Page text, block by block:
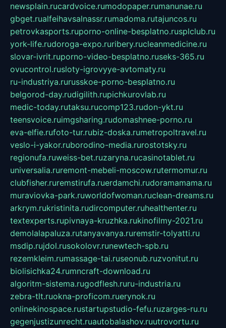
newsplain.rucardvoice.rumodopaper.rumanunae.ru
gbget.rualfeihavsalnassr.rumadoma.rutajuncos.ru
petrovkasports.ruporno-online-besplatno.rusplclub.ru
york-life.rudoroga-expo.ruribery.rucleanmedicine.ru
slovar-ivrit.ruporno-video-besplatno.ruseks-365.ru
ovucontrol.rusloty-igrovyye-avtomaty.ru
ru-industriya.rurusskoe-porno-besplatno.ru
belgorod-day.rudigilith.rupichkurovlab.ru
medic-today.rutaksu.rucomp123.rudon-ykt.ru
teensvoice.ruimgsharing.rudomashnee-porno.ru
eva-elfie.rufoto-tur.rubiz-doska.rumetropoltravel.ru
veslo-i-yakor.ruborodino-media.rurostotsky.ru
regionufa.ruweiss-bet.ruzaryna.rucasinotablet.ru
universalia.ruremont-mebeli-moscow.rutermomur.ru
clubfisher.ruremstirufa.ruerdamchi.rudoramamama.ru
muraviovka-park.ruworldofwoman.ruclean-dreams.ru
arkrym.rukristinita.rudircomputer.ruhealthenter.ru
textexperts.rupivnaya-kruzhka.rukinofilmy-2021.ru
demolalapaluza.rutanyavanya.ruremstir-tolyatti.ru
msdip.rujdol.rusokolovr.runewtech-spb.ru
rezemkleim.rumassage-tai.ruseonub.ruzvonitut.ru
biolisichka24.rumncraft-download.ru
algoritm-sistema.rugodflesh.ruru-industria.ru
zebra-tlt.ruokna-proficom.ruerynok.ru
onlinekinospace.rustartupstudio-fefu.ruzarges-ru.ru
gegenjustizunrecht.ruautobalashov.ruutrovortu.ru